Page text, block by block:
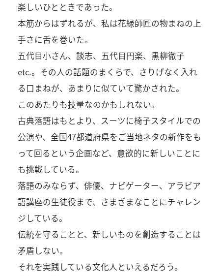
楽しいひとときであった。
本筋からはずれるが、私は花緑師匠の物まねの上
手さに舌を巻いた。
五代目小さん、談志、五代目円楽、黒柳徹子
etc.。その人の話題のまくらで、さりげなく入れ
る口まねが、あまりに似ていて驚かされた。
このあたりも技量なのかもしれない。
古典落語はもとより、スーツに椅子スタイルでの
公演や、全国47都道府県をご当地ネタの新作をも
って回るという企画など、意欲的に新しいことに
も挑戦している。
落語のみならず、俳優、ナビゲーター、アラビア
語講座の生徒役まで、さまざまなことにチャレン
ジしている。
伝統を守ることと、新しいものを創造することは
矛盾しない。
それを実践している文化人といえるだろう。